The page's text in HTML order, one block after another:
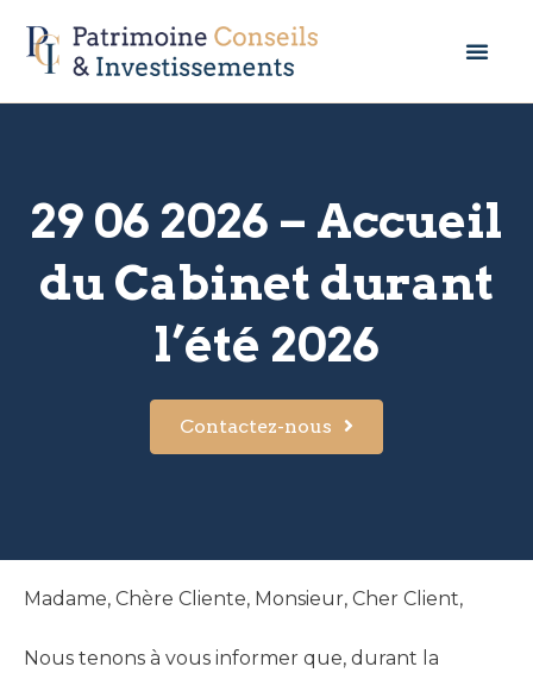
29 06 2026 – Accueil
du Cabinet durant
l’été 2026
Contactez-nous
Madame, Chère Cliente, Monsieur, Cher Client,
Nous tenons à vous informer que, durant la